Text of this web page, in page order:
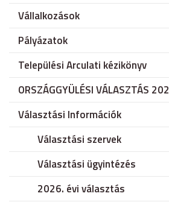
Vállalkozások
Pályázatok
Települési Arculati kézikönyv
ORSZÁGGYÜLÉSI VÁLASZTÁS
Választási Információk
Választási szervek
Választási ügyintézés
2026. évi választás